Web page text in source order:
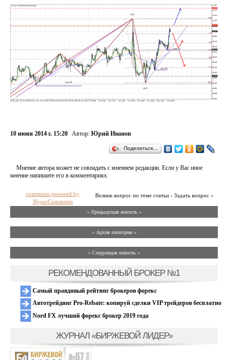
10 июня 2014 г. 15:20 Автор: Юрий Иванов
Поделиться…
Мнение автора может не совпадать с мнением редакции. Если у Вас иное
мнение напишите его в комментариях.
Возник вопрос по теме статьи - Задать вопрос »
comments powered by
HyperComments
« Предыдущая новость «
» Архив категории «
» Следующая новость »
РЕКОМЕНДОВАННЫЙ БРОКЕР №1
Самый правдивый рейтинг брокеров форекс
Автотрейдинг Pro-Rebate: копируй сделки VIP трейдеров бесплатно
Nord FX лучший форекс брокер 2019 года
ЖУРНАЛ «БИРЖЕВОЙ ЛИДЕР»